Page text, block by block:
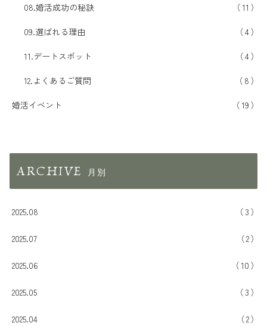
08.婚活成功の秘訣 11
09.選ばれる理由 4
11.デートスポット 4
12.よくあるご質問 8
婚活イベント 19
ARCHIVE
2025.08 3
2025.07 2
2025.06 10
2025.05 3
2025.04 2